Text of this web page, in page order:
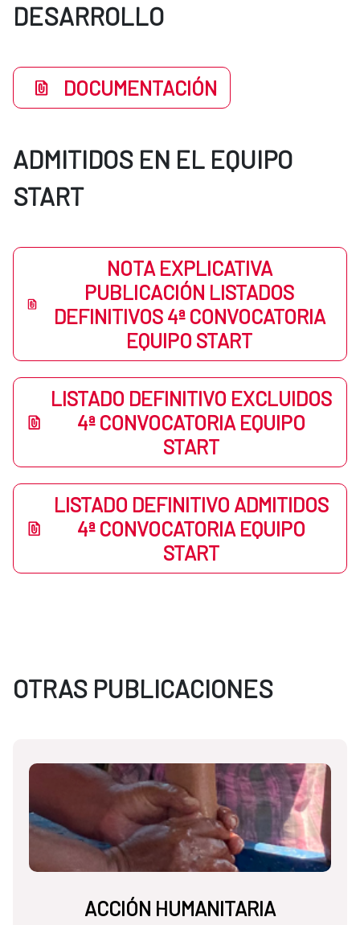
DESARROLLO
DOCUMENTACIÓN
ADMITIDOS EN EL EQUIPO
START
NOTA EXPLICATIVA
PUBLICACIÓN LISTADOS
DEFINITIVOS 4ª CONVOCATORIA
EQUIPO START
LISTADO DEFINITIVO EXCLUIDOS
4ª CONVOCATORIA EQUIPO
START
LISTADO DEFINITIVO ADMITIDOS
4ª CONVOCATORIA EQUIPO
START
OTRAS PUBLICACIONES
ACCIÓN HUMANITARIA